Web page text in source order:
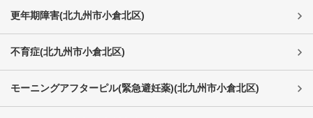
更年期障害(北九州市小倉北区)
不育症(北九州市小倉北区)
モーニングアフターピル(緊急避妊薬)(北九州市小倉北区)